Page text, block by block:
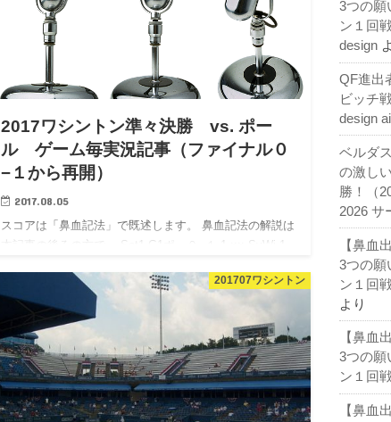
2017ワシントン準々決勝 vs. ポー
ル ゲーム毎実況記事（ファイナル０
−１から再開）
2017.08.05
スコアは「鼻血記法」で既述します。 鼻血記法の解説は
201707ワシントン
3つの願
ン１回
design
QF進出
ビッチ
design ai
ベルダ
の激し
勝！（
2026 サ
【鼻血
3つの願
ン１回
より
【鼻血
3つの願
ン１回
【鼻血